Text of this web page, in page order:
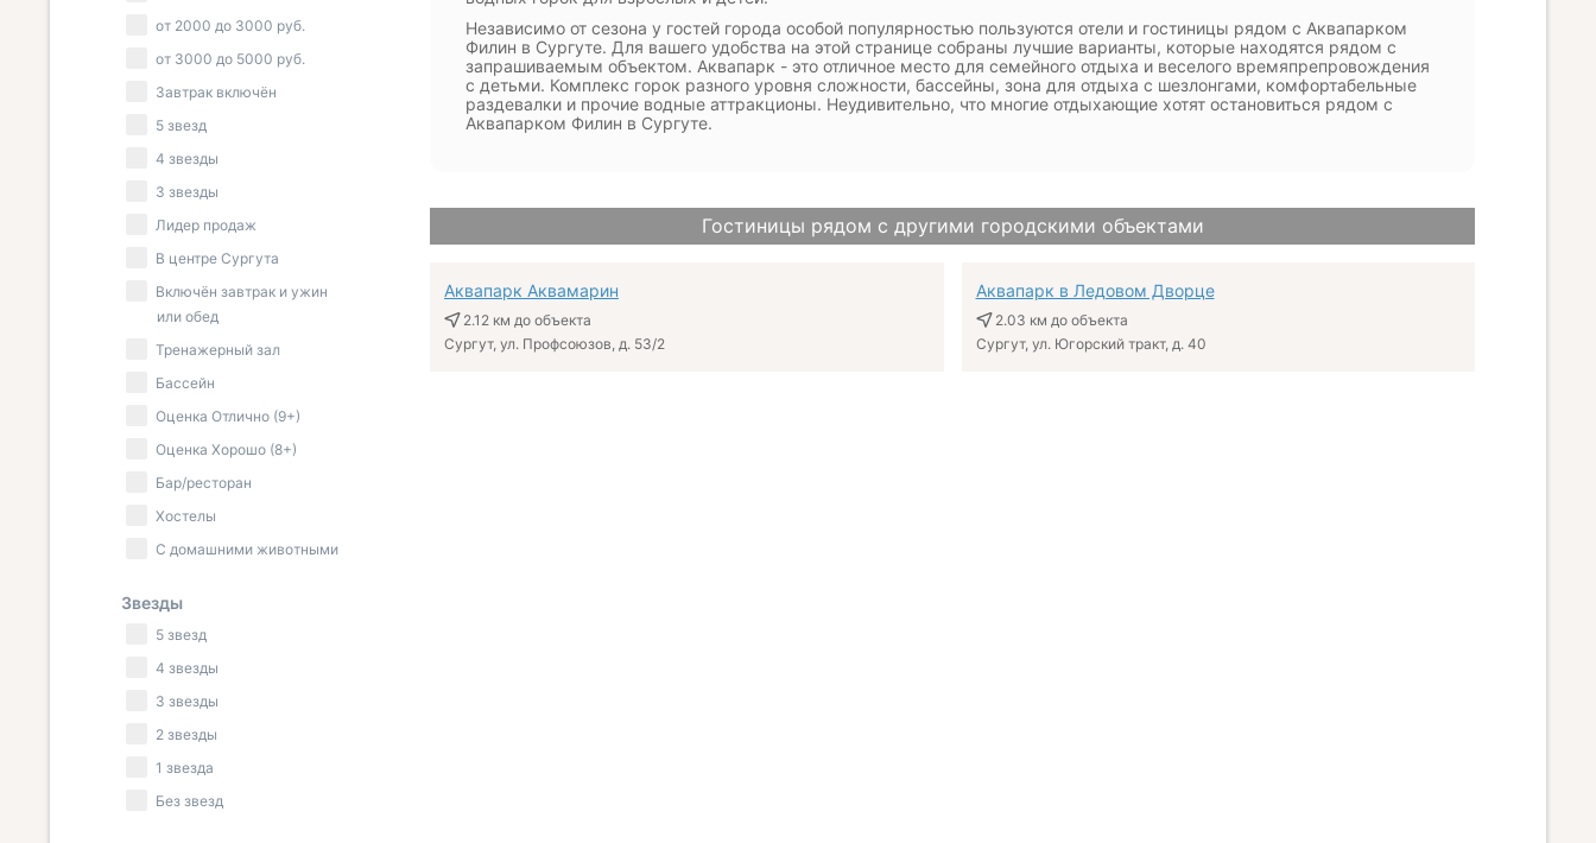
Независимо от сезона у гостей города особой популярностью пользуются отели и гостиницы рядом с Аквапарком
Филин в Сургуте. Для вашего удобства на этой странице собраны лучшие варианты, которые находятся рядом с
запрашиваемым объектом. Аквапарк - это отличное место для семейного отдыха и веселого времяпрепровождения
с детьми. Комплекс горок разного уровня сложности, бассейны, зона для отдыха с шезлонгами, комфортабельные
раздевалки и прочие водные аттракционы. Неудивительно, что многие отдыхающие хотят остановиться рядом с
Аквапарком Филин в Сургуте.
Гостиницы рядом с другими городскими объектами
Аквапарк Аквамарин
2.12 км до объекта
Сургут, ул. Профсоюзов, д. 53/2
Аквапарк в Ледовом Дворце
2.03 км до объекта
Сургут, ул. Югорский тракт, д. 40
от 2000 до 3000 руб.
от 3000 до 5000 руб.
Завтрак включён
5 звезд
4 звезды
3 звезды
Лидер продаж
В центре Сургута
Включён завтрак и ужин
или обед
Тренажерный зал
Бассейн
Оценка Отлично (9+)
Оценка Хорошо (8+)
Бар/ресторан
Хостелы
С домашними животными
Звезды
5 звезд
4 звезды
3 звезды
2 звезды
1 звезда
Без звезд